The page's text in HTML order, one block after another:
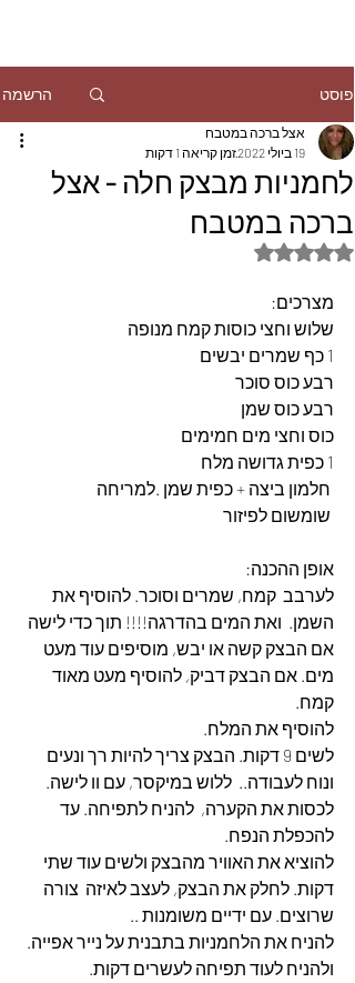
פוסט הרשמה
לחמניות מבצק חלה - אצל
ברכה במטבח
אצל ברכה במטבח
19 ביולי 2022
זמן קריאה 1 דקות
דירוג של NaN מתוך 5 כוכבים
מצרכים:
שלוש וחצי כוסות קמח מנופה
1 כף שמרים יבשים
רבע כוס סוכר
רבע כוס שמן
כוס וחצי מים חמימים
1 כפית גדושה מלח
אופן ההכנה:
לערבב  קמח, שמרים וסוכר. להוסיף את
השמן.  ואת המים בהדרגה!!!! תוך כדי לישה
אם הבצק קשה או יבש, מוסיפים עוד מעט
מים. אם הבצק דביק, להוסיף מעט מאוד
קמח.
להוסיף את המלח.
לשים 9 דקות. הבצק צריך להיות רך ונעים
ונוח לעבודה..  ללוש במיקסר, עם וו לישה.
לכסות את הקערה,  להניח לתפיחה. עד
להכפלת הנפח.
להוציא את האוויר מהבצק ולשים עוד שתי
דקות. לחלק את הבצק, לעצב לאיזה  צורה
שרוצים. עם ידיים משומנות ..
להניח את הלחמניות בתבנית על נייר אפייה.
ולהניח לעוד תפיחה לעשרים דקות.